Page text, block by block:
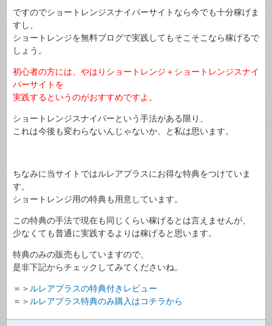
ですのでショートレンジスナイパーサイトなら今でも十分稼げま
すし、
ショートレンジを無料ブログで実践してもそこそこなら稼げるで
しょう。
初心者の方には、やはりショートレンジ＋ショートレンジスナイ
パーサイトを
実践するというのがおすすめですよ。
ショートレンジスナイパーという手法がある限り、
これは今後も変わらないんじゃないか、と私は思います。
ちなみに当サイトではルレアプラスにお得な特典をつけていま
す。
ショートレンジ用の特典も用意しています。
この特典の手法で現在も同じくらい稼げるとは言えませんが、
少なくても普通に実践するよりは稼げると思います。
特典のみの販売もしていますので、
是非下記からチェックしてみてくださいね。
＝＞ ルレアプラスの特典付きレビュー
＝＞ ルレアプラス特典のみ購入はコチラから